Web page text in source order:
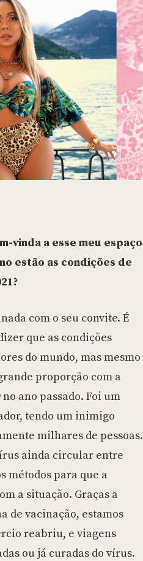
vinda a esse meu espaço
estão as condições de
com o seu convite. É
que as condições
do mundo, mas mesmo
proporção com a
ano passado. Foi um
tendo um inimigo
milhares de pessoas.
ainda circular entre
métodos para que a
a situação. Graças a
de vacinação, estamos
reabriu, e viagens
ou já curadas do vírus.